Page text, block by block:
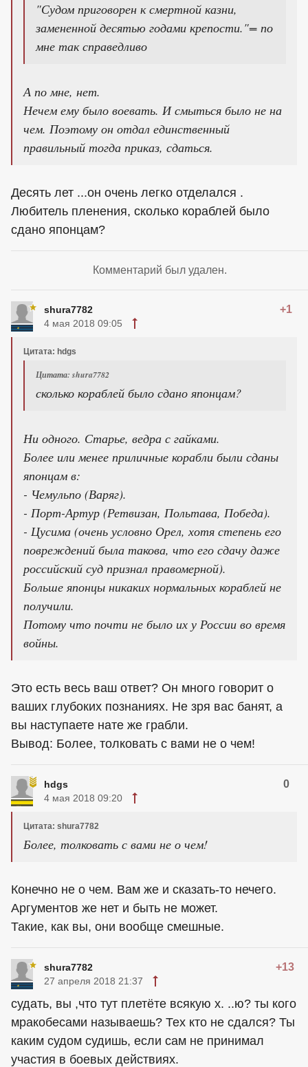
"Судом приговорен к смертной казни,
замененной десятью годами крепости."= по
мне так справедливо
А по мне, нет.
Нечем ему было воевать. И смыться было не на
чем. Поэтому он отдал единственный
правильный тогда приказ, сдаться.
Десять лет ...он очень легко отделался .
Любитель пленения, сколько кораблей было
сдано японцам?
Комментарий был удален.
shura7782 +1
4 мая 2018 09:05
Цитата: hdgs
Цитата: shura7782
сколько кораблей было сдано японцам?
Ни одного. Старье, ведра с гайками.
Более или менее приличные корабли были сданы
японцам в:
- Чемульпо (Варяг).
- Порт-Артур (Ретвизан, Польтава, Победа).
- Цусима (очень условно Орел, хотя степень его
повреждений была такова, что его сдачу даже
российский суд признал правомерной).
Больше японцы никаких нормальных кораблей не
получили.
Потому что почти не было их у России во время
войны.
Это есть весь ваш ответ? Он много говорит о
ваших глубоких познаниях. Не зря вас банят, а
вы наступаете нате же грабли.
Вывод: Более, толковать с вами не о чем!
hdgs 0
4 мая 2018 09:20
Цитата: shura7782
Более, толковать с вами не о чем!
Конечно не о чем. Вам же и сказать-то нечего.
Аргументов же нет и быть не может.
Такие, как вы, они вообще смешные.
shura7782 +13
27 апреля 2018 21:37
судать, вы ,что тут плетёте всякую х. ..ю? ты кого
мракобесами называешь? Тех кто не сдался? Ты
каким судом судишь, если сам не принимал
участия в боевых действиях.